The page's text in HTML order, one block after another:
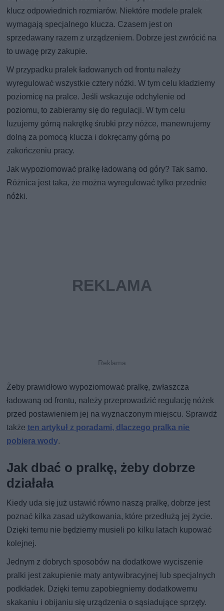
klucz odpowiednich rozmiarów. Niektóre modele pralek
wymagają specjalnego klucza. Czasem jest on
sprzedawany razem z urządzeniem. Dobrze jest zwrócić na
to uwagę przy zakupie.
W przypadku pralek ładowanych od frontu należy
wyregulować wszystkie cztery nóżki. W tym celu kładziemy
poziomicę na pralce. Jeśli wskazuje odchylenie od
poziomu, to zabieramy się do regulacji. W tym celu
luzujemy górną nakrętkę śrubki przy nóżce, manewrujemy
dolną za pomocą klucza i dokręcamy górną po
zakończeniu pracy.
Jak wypoziomować pralkę ładowaną od góry? Tak samo.
Różnica jest taka, że można wyregulować tylko przednie
nóżki.
Żeby prawidłowo wypoziomować pralkę, zwłaszcza
ładowaną od frontu, należy przeprowadzić regulację nóżek
przed postawieniem jej na wyznaczonym miejscu. Sprawdź
takżeten artykuł z poradami, dlaczego pralka nie
pobiera wody.
Jak dbać o pralkę, żeby dobrze
działała
Kiedy uda się już ustawić równo naszą pralkę, dobrze jest
poznać kilka zasad użytkowania, które przedłużą jej życie.
Dzięki temu nie będziemy musieli po kilku latach kupować
kolejnej.
Jednym z dobrych sposobów na dodatkowe wyciszenie
pralki jest zakupienie maty antywibracyjnej lub specjalnych
podkładek. Dzięki temu zapobiegniemy dodatkowemu
skakaniu i obijaniu się urządzenia o sąsiadujące sprzęty.